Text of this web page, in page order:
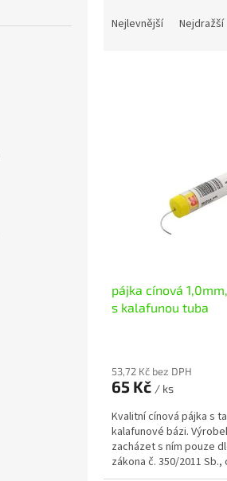
Nejlevnější Nejdražší
pájka cínová
s kalafunou tuba
53,72 Kč bez DPH
65 Kč / ks
Kvalitní cínová pájka s
kalafunové bázi.
zacházet s ním pouze
zákona č. 350/2011
látkách a chemických...